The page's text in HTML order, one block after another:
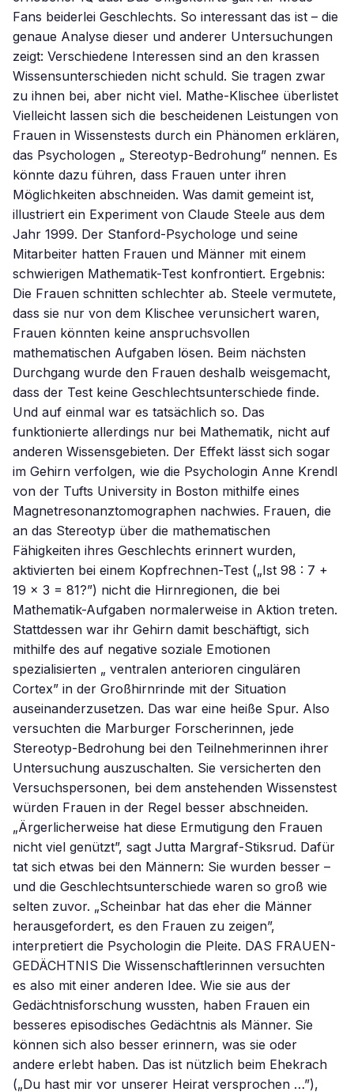
Fans beiderlei Geschlechts. So interessant das ist – die
genaue Analyse dieser und anderer Untersuchungen
zeigt: Verschiedene Interessen sind an den krassen
Wissensunterschieden nicht schuld. Sie tragen zwar
zu ihnen bei, aber nicht viel. Mathe-Klischee überlistet
Vielleicht lassen sich die bescheidenen Leistungen von
Frauen in Wissenstests durch ein Phänomen erklären,
das Psychologen „ Stereotyp-Bedrohung” nennen. Es
könnte dazu führen, dass Frauen unter ihren
Möglichkeiten abschneiden. Was damit gemeint ist,
illustriert ein Experiment von Claude Steele aus dem
Jahr 1999. Der Stanford-Psychologe und seine
Mitarbeiter hatten Frauen und Männer mit einem
schwierigen Mathematik-Test konfrontiert. Ergebnis:
Die Frauen schnitten schlechter ab. Steele vermutete,
dass sie nur von dem Klischee verunsichert waren,
Frauen könnten keine anspruchsvollen
mathematischen Aufgaben lösen. Beim nächsten
Durchgang wurde den Frauen deshalb weisgemacht,
dass der Test keine Geschlechtsunterschiede finde.
Und auf einmal war es tatsächlich so. Das
funktionierte allerdings nur bei Mathematik, nicht auf
anderen Wissensgebieten. Der Effekt lässt sich sogar
im Gehirn verfolgen, wie die Psychologin Anne Krendl
von der Tufts University in Boston mithilfe eines
Magnetresonanztomographen nachwies. Frauen, die
an das Stereotyp über die mathematischen
Fähigkeiten ihres Geschlechts erinnert wurden,
aktivierten bei einem Kopfrechnen-Test („Ist 98 : 7 +
19 × 3 = 81?”) nicht die Hirnregionen, die bei
Mathematik-Aufgaben normalerweise in Aktion treten.
Stattdessen war ihr Gehirn damit beschäftigt, sich
mithilfe des auf negative soziale Emotionen
spezialisierten „ ventralen anterioren cingulären
Cortex” in der Großhirnrinde mit der Situation
auseinanderzusetzen. Das war eine heiße Spur. Also
versuchten die Marburger Forscherinnen, jede
Stereotyp-Bedrohung bei den Teilnehmerinnen ihrer
Untersuchung auszuschalten. Sie versicherten den
Versuchspersonen, bei dem anstehenden Wissenstest
würden Frauen in der Regel besser abschneiden.
„Ärgerlicherweise hat diese Ermutigung den Frauen
nicht viel genützt”, sagt Jutta Margraf-Stiksrud. Dafür
tat sich etwas bei den Männern: Sie wurden besser –
und die Geschlechtsunterschiede waren so groß wie
selten zuvor. „Scheinbar hat das eher die Männer
herausgefordert, es den Frauen zu zeigen”,
interpretiert die Psychologin die Pleite. DAS FRAUEN-
GEDÄCHTNIS Die Wissenschaftlerinnen versuchten
es also mit einer anderen Idee. Wie sie aus der
Gedächtnisforschung wussten, haben Frauen ein
besseres episodisches Gedächtnis als Männer. Sie
können sich also besser erinnern, was sie oder
andere erlebt haben. Das ist nützlich beim Ehekrach
(„Du hast mir vor unserer Heirat versprochen …”),